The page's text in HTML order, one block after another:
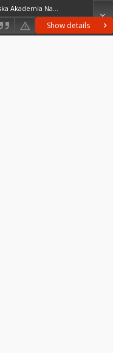
Show details
Polska Akademia Nauk. Instytut Historii Kultury MaterialnejPolska Akademia Nauk. Instytut Archeologii i Etnologii (Warszawa)